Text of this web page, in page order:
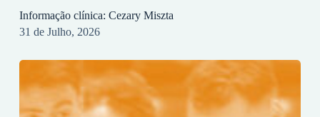
Informação clínica: Cezary Miszta
31 de Julho, 2026